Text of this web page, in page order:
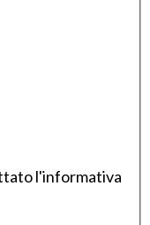
l'informativa